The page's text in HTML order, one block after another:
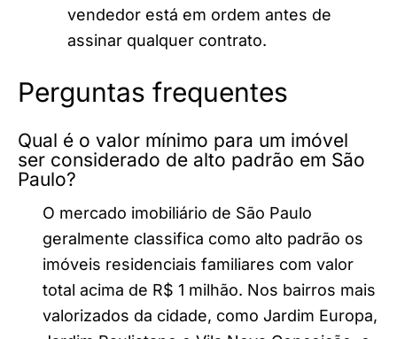
vendedor está em ordem antes de
assinar qualquer contrato.
Perguntas frequentes
Qual é o valor mínimo para um imóvel
ser considerado de alto padrão em São
Paulo?
O mercado imobiliário de São Paulo
geralmente classifica como alto padrão os
imóveis residenciais familiares com valor
total acima de R$ 1 milhão. Nos bairros mais
valorizados da cidade, como Jardim Europa,